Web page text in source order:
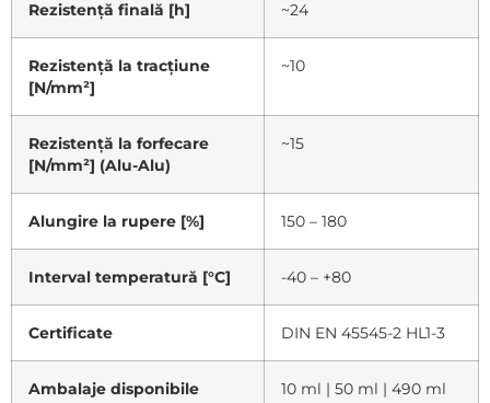
Rezistență finală [h] ~24
Rezistență la tracțiune
[N/mm²]
~10
Rezistență la forfecare
[N/mm²] (Alu-Alu)
~15
Alungire la rupere [%] 150 – 180
Interval temperatură [°C] -40 – +80
Certificate DIN EN 45545-2 HL1-3
Ambalaje disponibile 10 ml | 50 ml | 490 ml